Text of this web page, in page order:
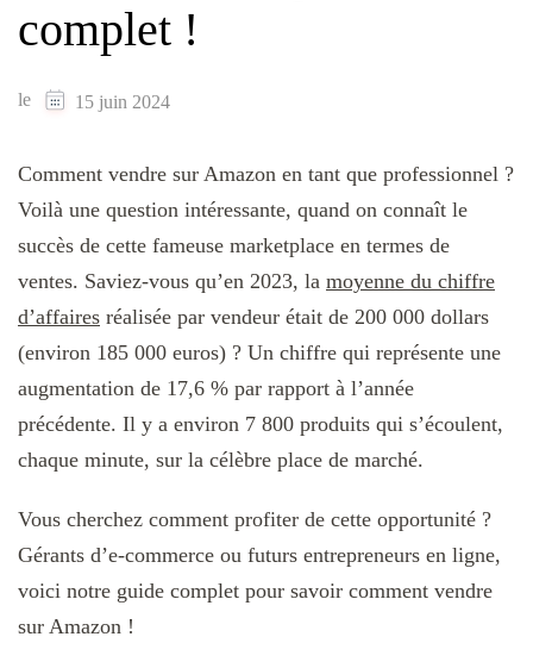
complet !
le 15 juin 2024
Comment vendre sur Amazon en tant que professionnel ?
Voilà une question intéressante, quand on connaît le
succès de cette fameuse marketplace en termes de
ventes. Saviez-vous qu’en 2023, la moyenne du chiffre
d’affaires réalisée par vendeur était de 200 000 dollars
(environ 185 000 euros) ? Un chiffre qui représente une
augmentation de 17,6 % par rapport à l’année
précédente.​ Il y a environ 7 800 produits qui s’écoulent,
chaque minute​, sur la célèbre place de marché.
Vous cherchez comment profiter de cette opportunité ?
Gérants d’e-commerce ou futurs entrepreneurs en ligne,
voici notre guide complet pour savoir comment vendre
sur Amazon !